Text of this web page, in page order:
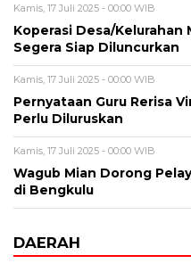
Kamis, 17 Juli 2025 - 00:00 WIB
Koperasi Desa/Kelurahan
Segera Siap Diluncurkan
Kamis, 17 Juli 2025 - 00:00 WIB
Pernyataan Guru Rerisa
Perlu Diluruskan
Kamis, 17 Juli 2025 - 00:00 WIB
Wagub Mian Dorong
di Bengkulu
DAERAH